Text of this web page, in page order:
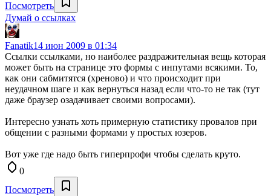
Посмотреть
Думай о ссылках
Fanatik14 июн 2009 в 01:34
Ссылки ссылками, но наиболее раздражительная вещь которая
может быть на странице это формы с инпутами всякими. То,
как они сабмитятся (хреново) и что происходит при
неудачном шаге и как вернуться назад если что-то не так (тут
даже браузер озадачивает своими вопросами).
Интересно узнать хоть примерную статистику провалов при
общении с разными формами у простых юзеров.
Вот уже где надо быть гиперпрофи чтобы сделать круто.
0
Посмотреть